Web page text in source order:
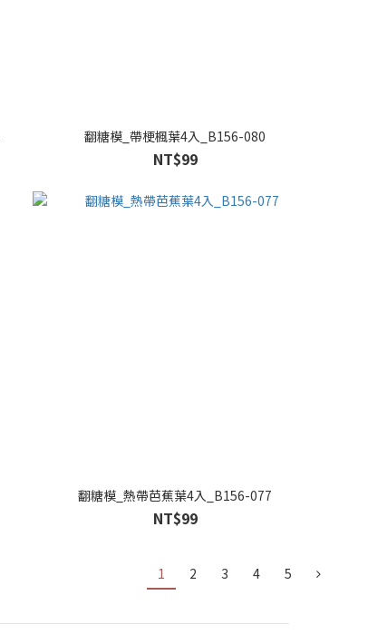
翻糖模_帶梗楓葉4入_B156-080
NT$99
翻糖模_熱帶芭蕉葉4入_B156-077
NT$99
1 2 3 4 5